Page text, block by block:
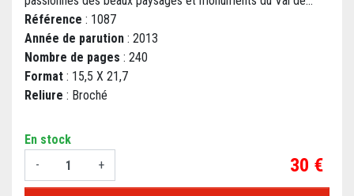
Référence : 1087
Année de parution : 2013
Nombre de pages : 240
Format : 15,5 X 21,7
Reliure : Broché
En stock
-
+ Prix
30 €